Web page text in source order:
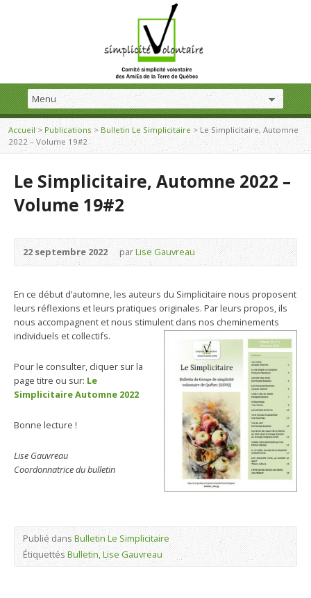
Accueil> Publications > Bulletin Le Simplicitaire>Le Simplicitaire, Automne
2022 – Volume 19#2
Le Simplicitaire, Automne 2022 –
Volume 19#2
22 septembre 2022 parLise Gauvreau
En ce début d’automne, les auteurs du Simplicitaire nous proposent
leurs réflexions et leurs pratiques originales. Par leurs propos, ils
nous accompagnent et nous stimulent dans nos cheminements
individuels et collectifs.
Pour le consulter, cliquer sur la
page titre ou sur: Le
Simplicitaire Automne 2022
Bonne lecture !
Lise Gauvreau
Coordonnatrice du bulletin
Publié dansBulletin Le Simplicitaire
ÉtiquettésBulletin,Lise Gauvreau